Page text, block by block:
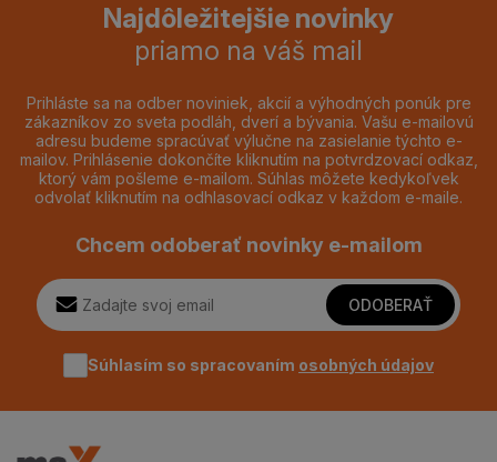
Najdôležitejšie novinky
priamo na váš mail
Prihláste sa na odber noviniek, akcií a výhodných ponúk pre
zákazníkov zo sveta podláh, dverí a bývania. Vašu e-mailovú
adresu budeme spracúvať výlučne na zasielanie týchto e-
mailov. Prihlásenie dokončíte kliknutím na potvrdzovací odkaz,
ktorý vám pošleme e-mailom. Súhlas môžete kedykoľvek
odvolať kliknutím na odhlasovací odkaz v každom e-maile.
Chcem odoberať novinky e-mailom
ODOBERAŤ
Súhlasím so spracovaním osobných údajov